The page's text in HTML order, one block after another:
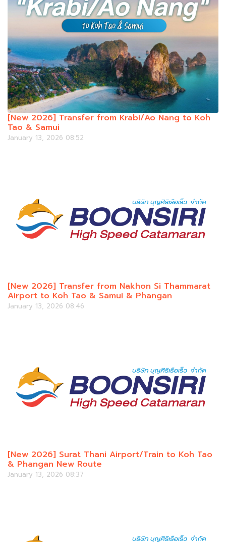
[New 2026] Transfer from Krabi/Ao Nang to Koh
Tao & Samui
January 13, 2026 08:52
[New 2026] Transfer from Nakhon Si Thammarat
Airport to Koh Tao & Samui & Phangan
January 13, 2026 08:46
[New 2026] Surat Thani Airport/Train to Koh Tao
& Phangan New Route
January 13, 2026 08:37